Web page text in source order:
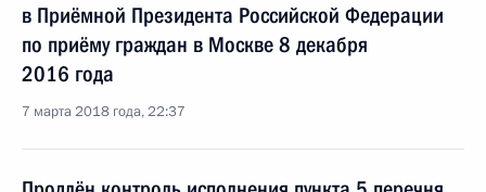
в Приёмной Президента Российской Федерации
по приёму граждан в Москве 8 декабря
2016 года
7 марта 2018 года, 22:37